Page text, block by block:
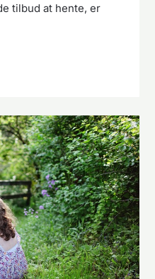
tilbud at hente, er